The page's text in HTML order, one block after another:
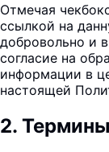
Отмечая
ссылкой на
добровольно и
согласие на
информации в
настоящей
2.